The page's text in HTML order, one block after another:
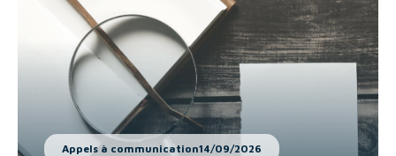
Appels à communication14/09/2026